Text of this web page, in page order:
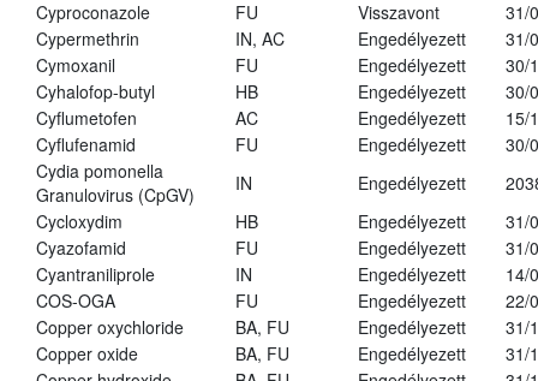
Cyproconazole
FU Visszavont
31/
Cypermethrin
IN, AC Engedélyezett
31/
Cymoxanil
FU Engedélyezett
30/
Cyhalofop-butyl
HB Engedélyezett
30/
Cyflumetofen
AC Engedélyezett
15/
Cyflufenamid
FU Engedélyezett
30/
Cydia pomonella
Granulovirus (CpGV)
IN Engedélyezett
Cycloxydim
HB Engedélyezett
31/
Cyazofamid
FU Engedélyezett
31/
Cyantraniliprole
IN Engedélyezett
14/
COS-OGA
FU Engedélyezett
22/
Copper oxychloride
BA, FU Engedélyezett
31/
Copper oxide
BA, FU Engedélyezett
31/